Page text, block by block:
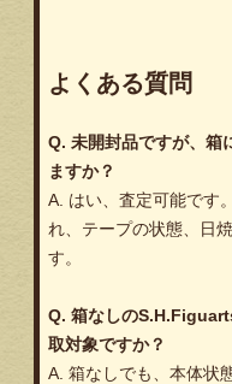
よくある質問
Q. 未開封品ですが、箱
ますか？
A. はい、査定可能です
れ、テープの状態、日
す。
Q. 箱なしの
取対象ですか？
A. 箱なしでも、本体状